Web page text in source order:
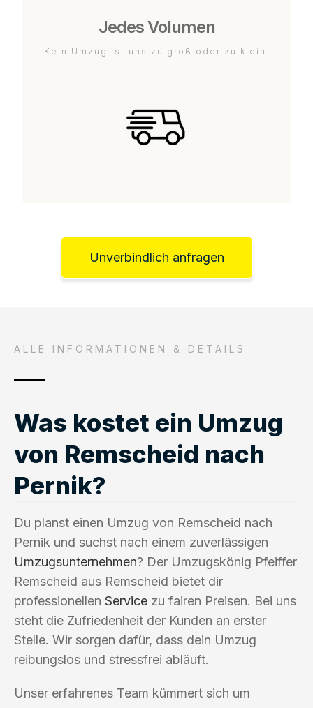
Jedes Volumen
Kein Umzug ist uns zu groß oder zu klein.
Unverbindlich anfragen
ALLE INFORMATIONEN & DETAILS
Was kostet ein Umzug
von Remscheid nach
Pernik?
Du planst einen Umzug von Remscheid nach
Pernik und suchst nach einem zuverlässigen
Umzugsunternehmen? Der Umzugskönig Pfeiffer
Remscheid aus Remscheid bietet dir
professionellen Service zu fairen Preisen. Bei uns
steht die Zufriedenheit der Kunden an erster
Stelle. Wir sorgen dafür, dass dein Umzug
reibungslos und stressfrei abläuft.
Unser erfahrenes Team kümmert sich um